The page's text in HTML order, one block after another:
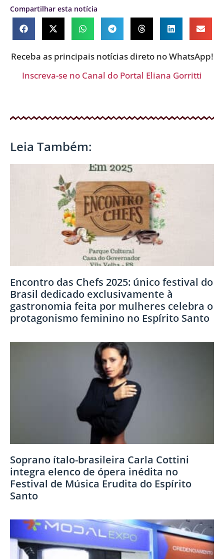
Compartilhar esta notícia
Receba as principais notícias direto no WhatsApp!
Inscreva-se no Canal do Portal Eliana Gorritti
Leia Também:
Encontro das Chefs 2025: único festival do
Brasil dedicado exclusivamente à
gastronomia feita por mulheres celebra o
protagonismo feminino no Espírito Santo
Soprano ítalo-brasileira Carla Cottini
integra elenco de ópera inédita no
Festival de Música Erudita do Espírito
Santo